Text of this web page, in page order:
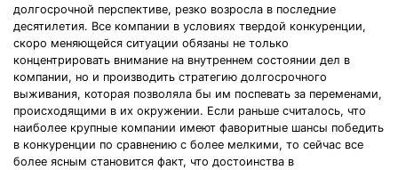
долгосрочной перспективе, резко возросла в последние
десятилетия. Все компании в условиях твердой конкуренции,
скоро меняющейся ситуации обязаны не только
концентрировать внимание на внутреннем состоянии дел в
компании, но и производить стратегию долгосрочного
выживания, которая позволяла бы им поспевать за переменами,
происходящими в их окружении. Если раньше считалось, что
наиболее крупные компании имеют фаворитные шансы победить
в конкуренции по сравнению с более мелкими, то сейчас все
более ясным становится факт, что достоинства в